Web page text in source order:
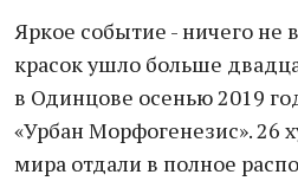
Яркое событие - ничего не
красок ушло больше
в Одинцове осенью 2019
«Урбан Морфогенезис». 26
мира отдали в полное